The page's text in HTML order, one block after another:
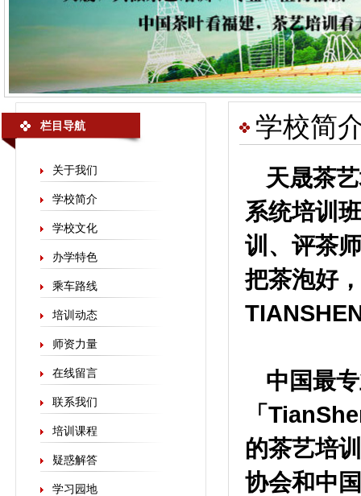
栏目导航
关于我们
学校简介
学校文化
办学特色
乘车路线
培训动态
师资力量
在线留言
联系我们
培训课程
疑惑解答
学习园地
学校简
天晟茶
系统培训
训、评茶
把茶泡好
中国最
「
的茶艺培
协会和中